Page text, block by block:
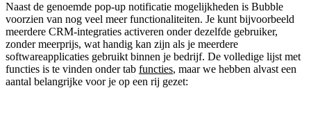
Naast de genoemde pop-up notificatie mogelijkheden is Bubble
voorzien van nog veel meer functionaliteiten. Je kunt bijvoorbeeld
meerdere CRM-integraties activeren onder dezelfde gebruiker,
zonder meerprijs, wat handig kan zijn als je meerdere
softwareapplicaties gebruikt binnen je bedrijf. De volledige lijst met
functies is te vinden onder tab functies, maar we hebben alvast een
aantal belangrijke voor je op een rij gezet: